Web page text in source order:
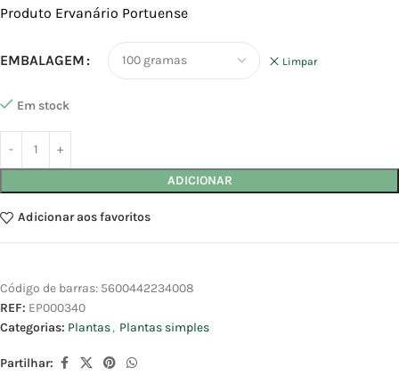
Produto Ervanário Portuense
EMBALAGEM Limpar
Em stock
ADICIONAR
Adicionar aos favoritos
Código de barras: 5600442234008
REF: EP000340
Categorias: Plantas, Plantas simples
Partilhar: